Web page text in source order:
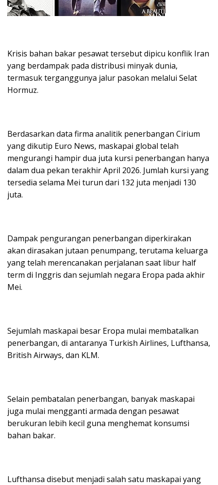
Krisis bahan bakar pesawat tersebut dipicu konflik Iran
yang berdampak pada distribusi minyak dunia,
termasuk terganggunya jalur pasokan melalui Selat
Hormuz.
Berdasarkan data firma analitik penerbangan Cirium
yang dikutip Euro News, maskapai global telah
mengurangi hampir dua juta kursi penerbangan hanya
dalam dua pekan terakhir April 2026. Jumlah kursi yang
tersedia selama Mei turun dari 132 juta menjadi 130
juta.
Dampak pengurangan penerbangan diperkirakan
akan dirasakan jutaan penumpang, terutama keluarga
yang telah merencanakan perjalanan saat libur half
term di Inggris dan sejumlah negara Eropa pada akhir
Mei.
Sejumlah maskapai besar Eropa mulai membatalkan
penerbangan, di antaranya Turkish Airlines, Lufthansa,
British Airways, dan KLM.
Selain pembatalan penerbangan, banyak maskapai
juga mulai mengganti armada dengan pesawat
berukuran lebih kecil guna menghemat konsumsi
bahan bakar.
Lufthansa disebut menjadi salah satu maskapai yang